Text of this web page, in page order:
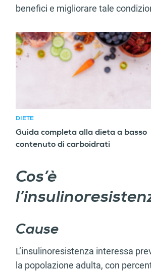
benefici e migliorare tale
Articolo consigliato
DIETE
Guida completa alla dieta a basso
contenuto di carboidrati
Cos’è
Cause
L’insulinoresistenza interessa
la popolazione adulta, con